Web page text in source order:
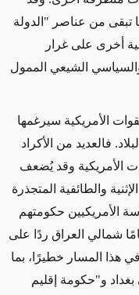
تبقى من عناصر "الدولة
أخرى على غرار
الشيعي الممول
الأمريكية سيرغمها
فالعديد من الأكراد
الأمريكية وقد يُضعف
والطائفية المتجذرة
الأمريكيين حكومتهم
شمالي العراق ردًا على
هذا المسار خطيرًا، بما
بغداد و"حكومة إقليم